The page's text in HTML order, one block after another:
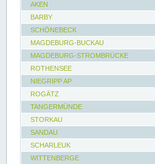
AKEN
BARBY
SCHÖNEBECK
MAGDEBURG-BUCKAU
MAGDEBURG-STROMBRÜCKE
ROTHENSEE
NIEGRIPP AP
ROGÄTZ
TANGERMÜNDE
STORKAU
SANDAU
SCHARLEUK
WITTENBERGE